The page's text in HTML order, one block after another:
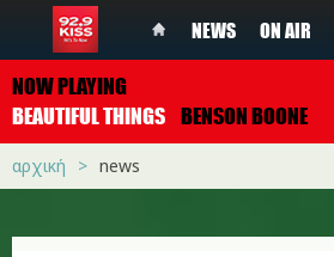
NEWS ON AIR
NOW PLAYING
BEAUTIFUL THINGS BENSON BOONE
αρχική news